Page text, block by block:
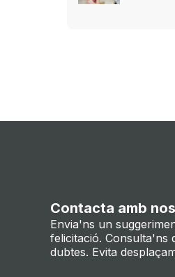
Contacta amb
Envia'ns un
felicitació. Consulta'ns
dubtes. Evita